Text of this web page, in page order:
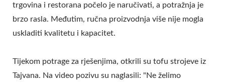
trgovina i restorana počelo je naručivati, a potražnja je
brzo rasla. Međutim, ručna proizvodnja više nije mogla
uskladiti kvalitetu i kapacitet.
Tijekom potrage za rješenjima, otkrili su tofu strojeve iz
Tajvana. Na video pozivu su naglasili: "Ne želimo